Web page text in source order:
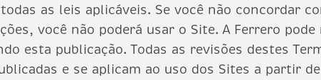
as leis aplicáveis. Se você não concordar
você não poderá usar o Site. A Ferrero
esta publicação. Todas as revisões destes
e se aplicam ao uso dos Sites a partir